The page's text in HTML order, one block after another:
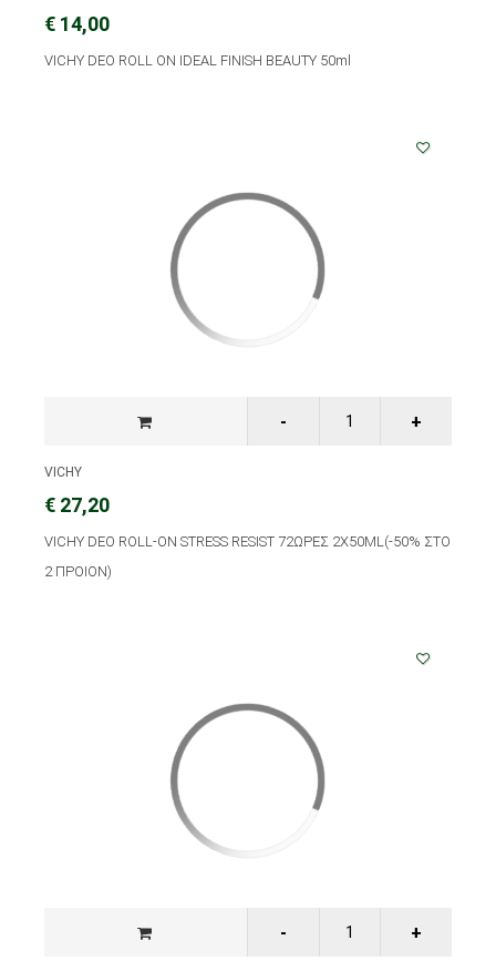
€ 14,00
VICHY DEO ROLL ON IDEAL FINISH BEAUTY 50ml
VICHY
€ 27,20
VICHY DEO ROLL-ON STRESS RESIST 72ΩΡΕΣ 2X50ML(-50% ΣΤΟ
2 ΠΡΟΙΟΝ)